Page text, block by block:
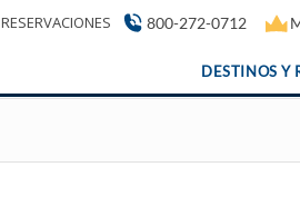
RESERVACIONES 800-272-0712
DESTINOS Y